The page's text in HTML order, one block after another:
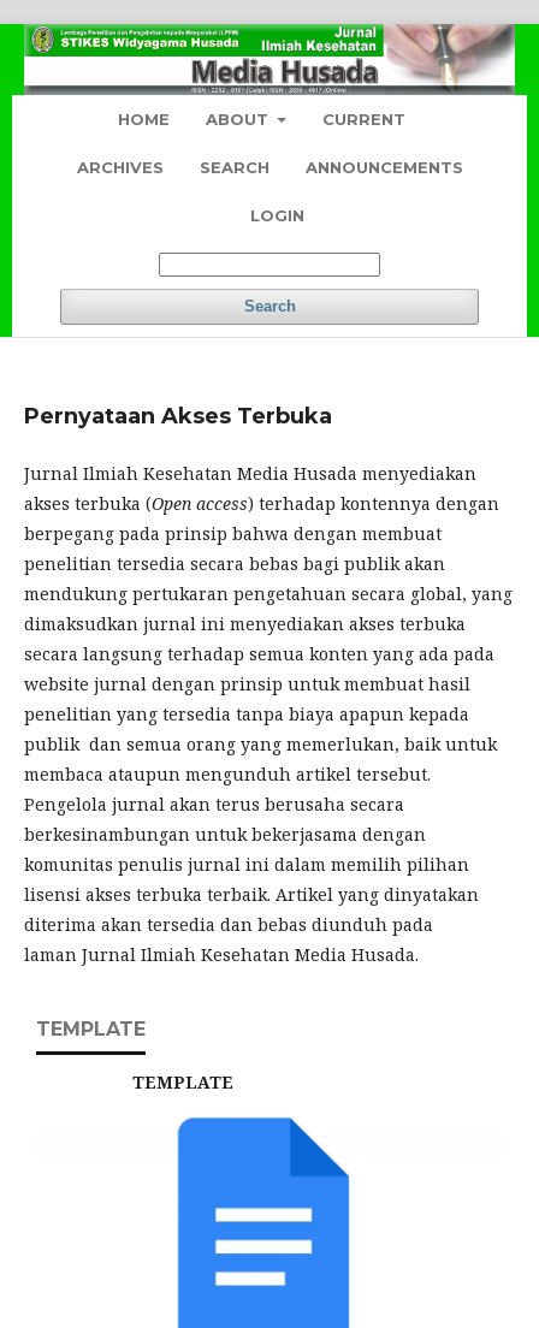
HOME ABOUT CURRENT
ARCHIVES SEARCH ANNOUNCEMENTS
LOGIN
Search
Pernyataan Akses Terbuka
Jurnal Ilmiah Kesehatan Media Husada menyediakan
akses terbuka (Open access) terhadap kontennya dengan
berpegang pada prinsip bahwa dengan membuat
penelitian tersedia secara bebas bagi publik akan
mendukung pertukaran pengetahuan secara global, yang
dimaksudkan jurnal ini menyediakan akses terbuka
secara langsung terhadap semua konten yang ada pada
website jurnal dengan prinsip untuk membuat hasil
penelitian yang tersedia tanpa biaya apapun kepada
publik dan semua orang yang memerlukan, baik untuk
membaca ataupun mengunduh artikel tersebut.
Pengelola jurnal akan terus berusaha secara
berkesinambungan untuk bekerjasama dengan
komunitas penulis jurnal ini dalam memilih pilihan
lisensi akses terbuka terbaik. Artikel yang dinyatakan
diterima akan tersedia dan bebas diunduh pada
laman Jurnal Ilmiah Kesehatan Media Husada.
TEMPLATE
TEMPLATE